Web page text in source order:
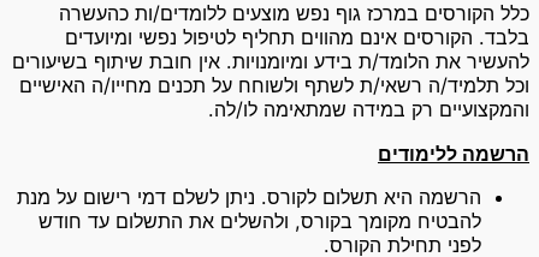
כלל הקורסים במרכז גוף נפש מוצעים ללומדים/ות כהעשרה
בלבד. הקורסים אינם מהווים תחליף לטיפול נפשי ומיועדים
להעשיר את הלומד/ת בידע ומיומנויות. אין חובת שיתוף בשיעורים
וכל תלמיד/ה רשאי/ת לשתף ולשוחח על תכנים מחייו/ה האישיים
והמקצועיים רק במידה שמתאימה לו/לה.
הרשמה ללימודים
הרשמה היא תשלום לקורס. ניתן לשלם דמי רישום על מנת
להבטיח מקומך בקורס, ולהשלים את התשלום עד חודש
לפני תחילת הקורס.